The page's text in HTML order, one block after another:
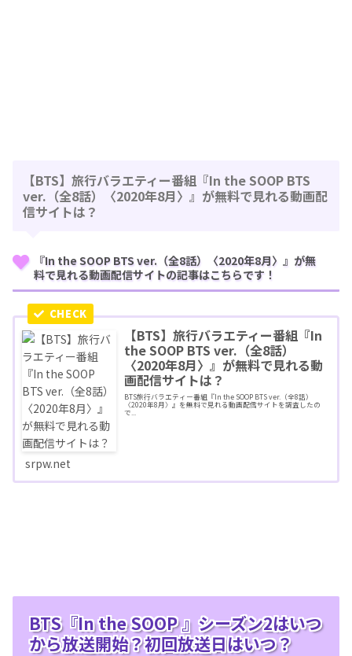
【BTS】旅行バラエティー番組『In the SOOP BTS
ver.（全8話）〈2020年8月〉』が無料で見れる動画配
信サイトは？
『In the SOOP BTS ver.（全8話）〈2020年8月〉』が無
料で見れる動画配信サイトの記事はこちらです！
【BTS】旅行バラエティー番組『In
the SOOP BTS ver.（全8話）
〈2020年8月〉』が無料で見れる動
画配信サイトは？
BTS旅行バラエティー番組『In the SOOP BTS ver.（全8話）
〈2020年8月〉』を無料で見れる動画配信サイトを調査したの
で...
srpw.net
BTS『In the SOOP 』シーズン2はいつ
から放送開始？初回放送日はいつ？